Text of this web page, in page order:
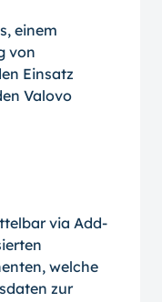
einem
von
Einsatz
Valovo
via Add-
welche
zur